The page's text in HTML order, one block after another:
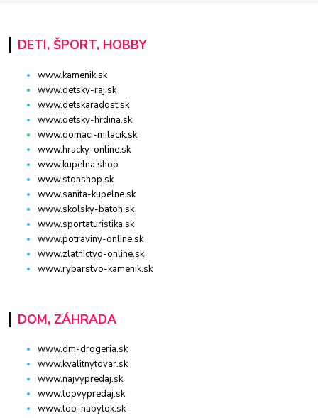
DETI, ŠPORT, HOBBY
www.kamenik.sk
www.detsky-raj.sk
www.detskaradost.sk
www.detsky-hrdina.sk
www.domaci-milacik.sk
www.hracky-online.sk
www.kupelna.shop
www.stonshop.sk
www.sanita-kupelne.sk
www.skolsky-batoh.sk
www.sportaturistika.sk
www.potraviny-online.sk
www.zlatnictvo-online.sk
www.rybarstvo-kamenik.sk
DOM, ZÁHRADA
www.dm-drogeria.sk
www.kvalitnytovar.sk
www.najvypredaj.sk
www.topvypredaj.sk
www.top-nabytok.sk